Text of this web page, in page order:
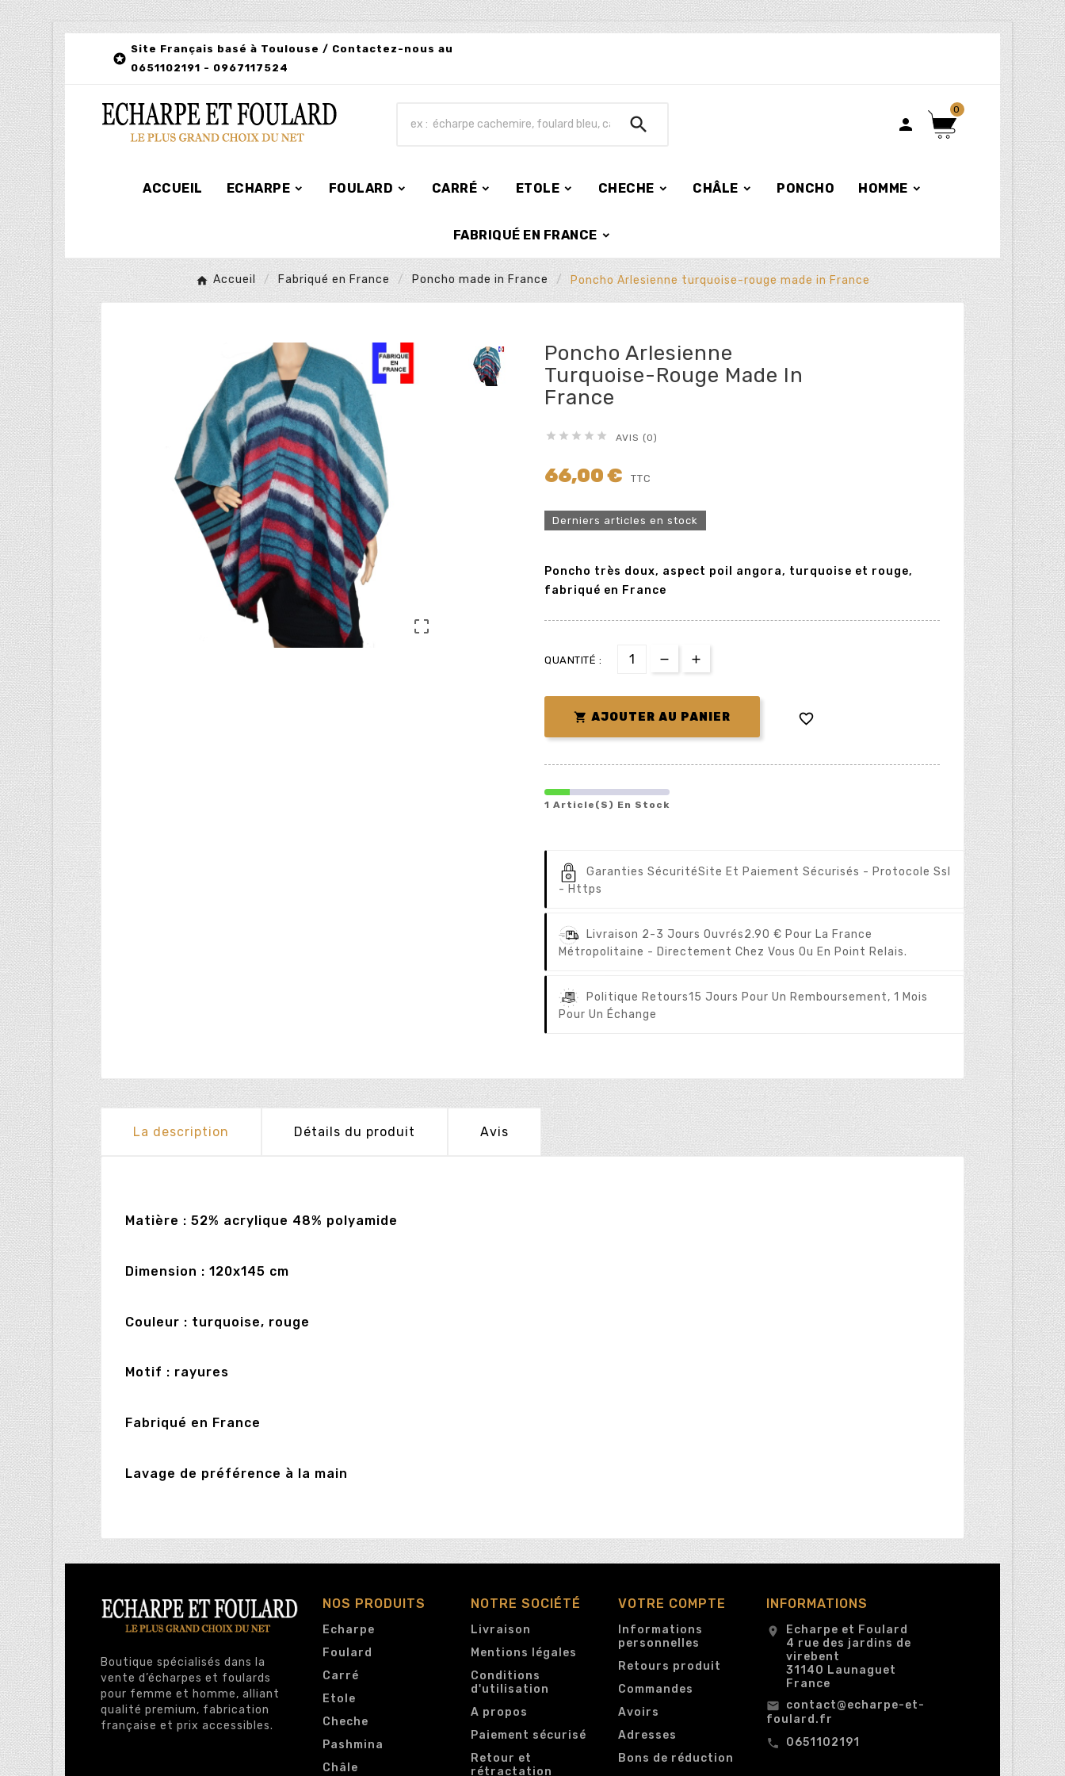

Site Français basé à Toulouse / Contactez-nous au
0651102191 - 0967117524
 
0
ACCUEIL ECHARPE FOULARD CARRÉ ETOLE CHECHE CHÂLE PONCHO HOMME
FABRIQUÉ EN FRANCE
Accueil Fabriqué en France Poncho made in France Poncho Arlesienne turquoise-rouge made in France

Poncho Arlesienne
Turquoise-Rouge Made In
France
     AVIS (0)
66,00 € TTC
Derniers articles en stock
Poncho très doux, aspect poil angora, turquoise et rouge,
fabriqué en France
QUANTITÉ :
 AJOUTER AU PANIER 
1 Article(s) En Stock
Garanties SécuritéSite Et Paiement Sécurisés - Protocole Ssl
- Https
Livraison 2-3 Jours Ouvrés2.90 € Pour La France
Métropolitaine - Directement Chez Vous Ou En Point Relais.
Politique Retours15 Jours Pour Un Remboursement, 1 Mois
Pour Un Échange
La description Détails du produit Avis
Matière : 52% acrylique 48% polyamide
Dimension : 120x145 cm
Couleur : turquoise, rouge
Motif : rayures
Fabriqué en France
Lavage de préférence à la main
Boutique spécialisés dans la
vente d’écharpes et foulards
pour femme et homme, alliant
qualité premium, fabrication
française et prix accessibles.
NOS PRODUITS
Echarpe
Foulard
Carré
Etole
Cheche
Pashmina
Châle
NOTRE SOCIÉTÉ
Livraison
Mentions légales
Conditions
d'utilisation
A propos
Paiement sécurisé
Retour et
rétractation
VOTRE COMPTE
Informations
personnelles
Retours produit
Commandes
Avoirs
Adresses
Bons de réduction
INFORMATIONS
location_on
Echarpe et Foulard
4 rue des jardins de
virebent
31140 Launaguet
France
email contact@echarpe-et-
foulard.fr
call
0651102191